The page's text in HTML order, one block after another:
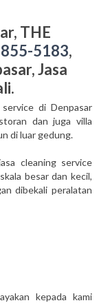
THE
5183,
Jasa
di Denpasar
dan juga villa
di luar gedung.
cleaning service
besar dan kecil,
dibekali peralatan
kepada kami